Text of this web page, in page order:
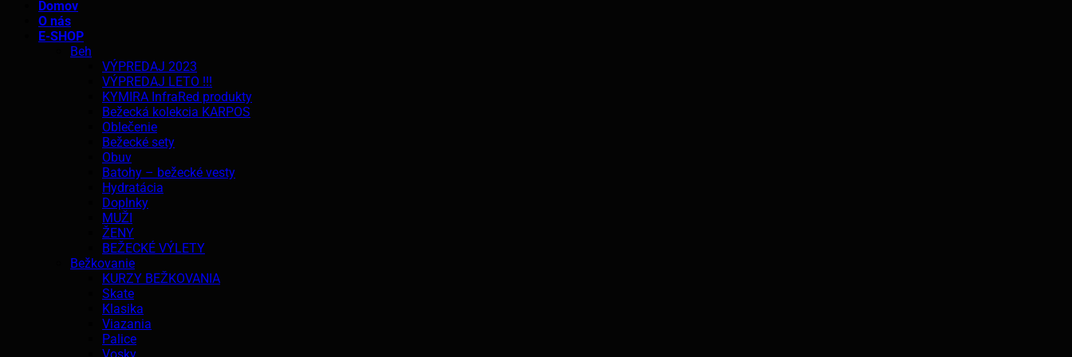
Domov
O nás
E-SHOP
Beh
VÝPREDAJ 2023
VÝPREDAJ LETO !!!
KYMIRA InfraRed produkty
Bežecká kolekcia KARPOS
Oblečenie
Bežecké sety
Obuv
Batohy – bežecké vesty
Hydratácia
Doplnky
MUŽI
ŽENY
BEŽECKÉ VÝLETY
Bežkovanie
KURZY BEŽKOVANIA
Skate
Klasika
Viazania
Palice